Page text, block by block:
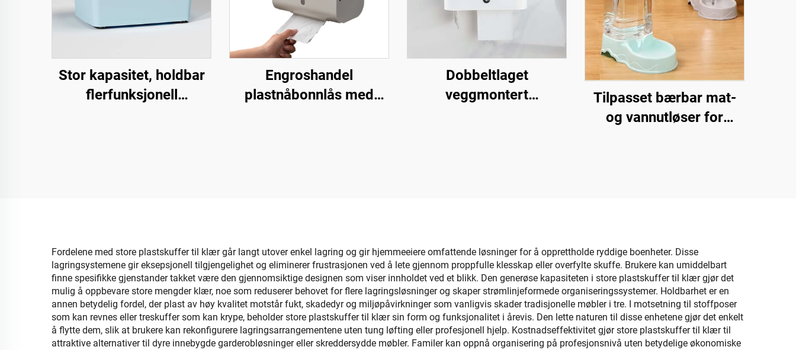
Stor kapasitet, holdbar
flerfunksjonell
Engroshandel
plastnåbonnlås med
Dobbeltlaget
veggmontert
Tilpasset bærbar mat-
og vannutløser for
Fordelene med store plastskuffer til klær går langt utover enkel lagring og gir hjemmeeiere omfattende løsninger for å opprettholde ryddige boenheter. Disse
lagringsystemene gir eksepsjonell tilgjengelighet og eliminerer frustrasjonen ved å lete gjennom proppfulle klesskap eller overfylte skuffe. Brukere kan umiddelbart
finne spesifikke gjenstander takket være den gjennomsiktige designen som viser innholdet ved et blikk. Den generøse kapasiteten i store plastskuffer til klær gjør det
mulig å oppbevare store mengder klær, noe som reduserer behovet for flere lagringsløsninger og skaper strømlinjeformede organiseringssystemer. Holdbarhet er en
annen betydelig fordel, der plast av høy kvalitet motstår fukt, skadedyr og miljøpåvirkninger som vanligvis skader tradisjonelle møbler i tre. I motsetning til stoffposer
som kan revnes eller treskuffer som kan krype, beholder store plastskuffer til klær sin form og funksjonalitet i årevis. Den lette naturen til disse enhetene gjør det enkelt
å flytte dem, slik at brukere kan rekonfigurere lagringsarrangementene uten tung løfting eller profesjonell hjelp. Kostnadseffektivitet gjør store plastskuffer til klær til
attraktive alternativer til dyre innebygde garderobløsninger eller skreddersydde møbler. Familer kan oppnå organisering på profesjonsnivå uten betydelige økonomiske